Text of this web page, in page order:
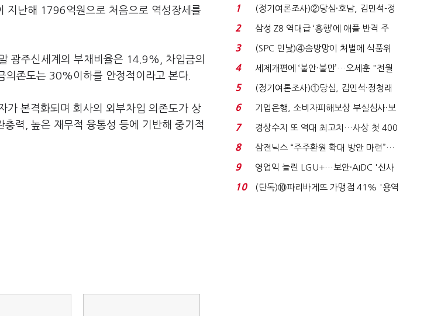
지난해 1796억원으로 처음으로 역성장세를
광주신세계의 부채비율은 14.9%, 차입금의
존도는 30%이하를 안정적이라고 본다.
가 본격화되며 회사의 외부차입 의존도가 상
력, 높은 재무적 융통성 등에 기반해 중기적
1
(정기여론조사)②당심·호남, 김민석-정
청래 '초접전'...
2
삼성 Z8 역대급 ‘흥행’에 애플 반격 주
목…9월 ‘폴...
3
(SPC 민낯)④솜방망이 처벌에 식품위
생법 위반 반복...
4
세제개편에 ‘불안·불만’…오세훈 "전월
세 구하기 더 ...
5
(정기여론조사)①당심, 김민석·정청래
'초접전'…대통령 ...
6
기업은행, 소비자피해보상 부실심사·보
이스피싱 공시 ...
7
경상수지 또 역대 최고치…사상 첫 400
억달러에 '3% 성...
8
삼전닉스 “주주환원 확대 방안 마련”…
로이터에 성명...
9
영업익 늘린 LGU+…보안·AIDC '신사
업 드라이브'...
10
(단독)⑩파리바게뜨 가맹점 41% '용역